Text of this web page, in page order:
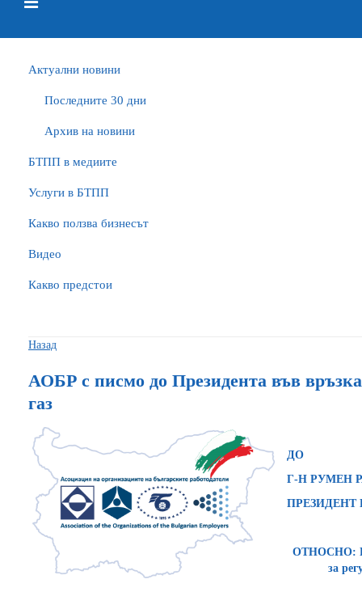
Актуални новини
Последните 30 дни
Архив на новини
БTПП в медиите
Услуги в БТПП
Какво ползва бизнесът
Видео
Какво предстои
Назад
АОБР с писмо до Президента във
газ
ДО
Г-Н РУМЕН
ПРЕЗИДЕНТ
ОТНОСНО:
за